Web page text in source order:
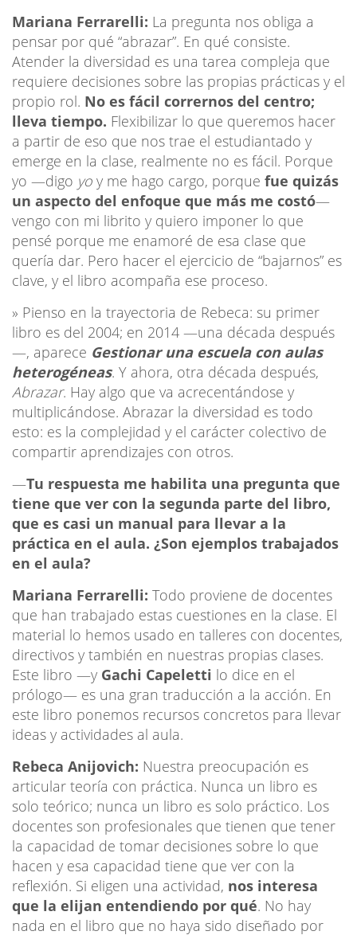
Mariana Ferrarelli: La pregunta nos obliga a
pensar por qué “abrazar”. En qué consiste.
Atender la diversidad es una tarea compleja que
requiere decisiones sobre las propias prácticas y el
propio rol. No es fácil corrernos del centro;
lleva tiempo. Flexibilizar lo que queremos hacer
a partir de eso que nos trae el estudiantado y
emerge en la clase, realmente no es fácil. Porque
yo —digo yo y me hago cargo, porque fue quizás
un aspecto del enfoque que más me costó—
vengo con mi librito y quiero imponer lo que
pensé porque me enamoré de esa clase que
quería dar. Pero hacer el ejercicio de “bajarnos” es
clave, y el libro acompaña ese proceso.
» Pienso en la trayectoria de Rebeca: su primer
libro es del 2004; en 2014 —una década después
—, aparece Gestionar una escuela con aulas
heterogéneas. Y ahora, otra década después,
Abrazar. Hay algo que va acrecentándose y
multiplicándose. Abrazar la diversidad es todo
esto: es la complejidad y el carácter colectivo de
compartir aprendizajes con otros.
—Tu respuesta me habilita una pregunta que
tiene que ver con la segunda parte del libro,
que es casi un manual para llevar a la
práctica en el aula. ¿Son ejemplos trabajados
en el aula?
Mariana Ferrarelli: Todo proviene de docentes
que han trabajado estas cuestiones en la clase. El
material lo hemos usado en talleres con docentes,
directivos y también en nuestras propias clases.
Este libro —y Gachi Capeletti lo dice en el
prólogo— es una gran traducción a la acción. En
este libro ponemos recursos concretos para llevar
ideas y actividades al aula.
Rebeca Anijovich: Nuestra preocupación es
articular teoría con práctica. Nunca un libro es
solo teórico; nunca un libro es solo práctico. Los
docentes son profesionales que tienen que tener
la capacidad de tomar decisiones sobre lo que
hacen y esa capacidad tiene que ver con la
reflexión. Si eligen una actividad, nos interesa
que la elijan entendiendo por qué. No hay
nada en el libro que no haya sido diseñado por